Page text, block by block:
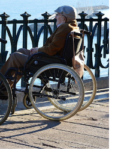
您身邊也有帕斯堤朋
象：20歲
時間：即日起至2021年8